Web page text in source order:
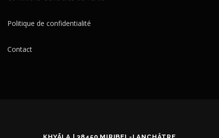
Politique de confidentialité
Contact